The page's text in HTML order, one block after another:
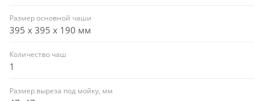
Размер основной чаши
395 х 395 х 190 мм
Количество чаш
1
Размер выреза под мойку, мм